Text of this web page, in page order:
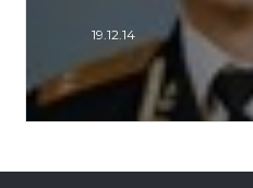
19.12.14